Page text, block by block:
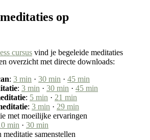
op
cursus vind je begeleide meditaties
overzicht met directe downloads:
: 3 min · 30 min · 45 min
: 3 min · 30 min · 45 min
: 5 min · 21 min
: 3 min · 29 min
met moeilijke ervaringen
min · 30 min
meditatie samenstellen